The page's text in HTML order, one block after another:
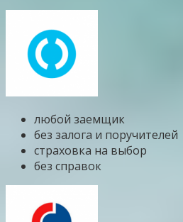
любой заемщик
без залога и поручителей
страховка на выбор
без справок